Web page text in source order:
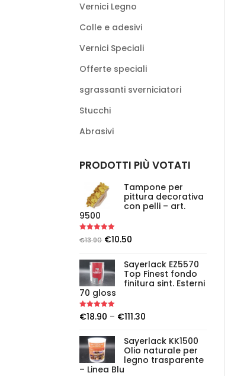
Vernici Legno
Colle e adesivi
Vernici Speciali
Offerte speciali
sgrassanti sverniciatori
Stucchi
Abrasivi
PRODOTTI PIÙ VOTATI
Tampone per
pittura decorativa
con pelli – art.
9500
Rated 5.00
out of 5
€13.90 €10.50
Sayerlack EZ5570
Top Finest fondo
finitura sint. Esterni
70 gloss
Rated 5.00
out of 5
€18.90 – €111.30
Sayerlack KK1500
Olio naturale per
legno trasparente
– Linea Blu